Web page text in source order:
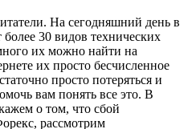
На сегодняшний день в
30 видов технических
их можно найти на
их просто бесчисленное
просто потеряться и
вам понять все это. В
о том, что сбой
рассмотрим